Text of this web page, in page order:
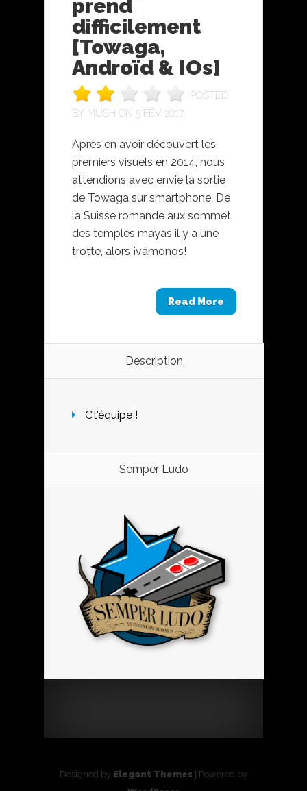
prend
difficilement
[Towaga,
Androïd & IOs]
POSTED
BY MUSH ON 5 FÉV, 2017
Après en avoir découvert les
premiers visuels en 2014, nous
attendions avec envie la sortie
de Towaga sur smartphone. De
la Suisse romande aux sommet
des temples mayas il y a une
trotte, alors ¡vámonos!
Read More
Description
C’t’équipe !
Semper Ludo
Designed by Elegant Themes | Powered by